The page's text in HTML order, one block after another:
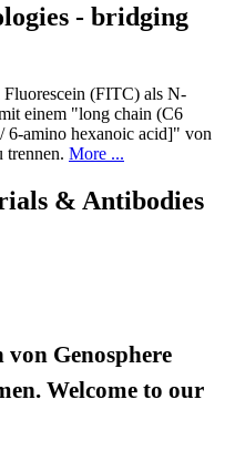
- bridging
(FITC) als N-
einem "long chain (C6
6-amino hexanoic acid]" von
trennen. More ...
& Antibodies
Genosphere
Welcome to our